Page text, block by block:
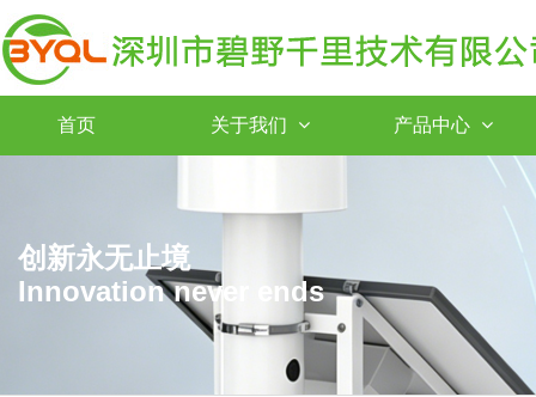
首页 关于我们 产品中心
创新永无止境
Innovation never ends